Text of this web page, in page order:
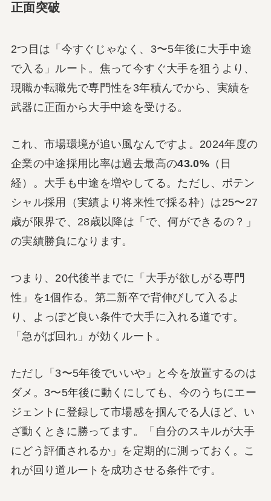
正面突破
2つ目は「今すぐじゃなく、3〜5年後に大手中途
で入る」ルート。焦って今すぐ大手を狙うより、
現職か転職先で専門性を3年積んでから、実績を
武器に正面から大手中途を受ける。
これ、市場環境が追い風なんですよ。2024年度の
企業の中途採用比率は過去最高の43.0% （日
経）。大手も中途を増やしてる。ただし、ポテン
シャル採用（実績より将来性で採る枠）は25〜27
歳が限界で、28歳以降は「で、何ができるの？」
の実績勝負になります。
つまり、20代後半までに「大手が欲しがる専門
性」を1個作る。第二新卒で背伸びして入るよ
り、よっぽど良い条件で大手に入れる道です。
「急がば回れ」が効くルート。
ただし「3〜5年後でいいや」と今を放置するのは
ダメ。3〜5年後に動くにしても、今のうちにエー
ジェントに登録して市場感を掴んでる人ほど、い
ざ動くときに勝ってます。「自分のスキルが大手
にどう評価されるか」を定期的に測っておく。こ
れが回り道ルートを成功させる条件です。